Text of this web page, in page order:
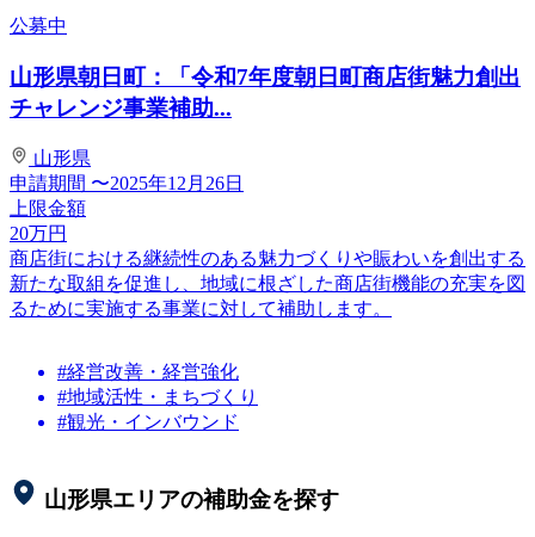
公募中
山形県朝日町：「令和7年度朝日町商店街魅力創出
チャレンジ事業補助...
山形県
申請期間 〜2025年12月26日
上限金額
20万円
商店街における継続性のある魅力づくりや賑わいを創出する
新たな取組を促進し、地域に根ざした商店街機能の充実を図
るために実施する事業に対して補助します。
#経営改善・経営強化
#地域活性・まちづくり
#観光・インバウンド
山形県エリアの補助金を探す